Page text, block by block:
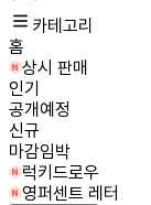
카테고리
홈
상시 판매
인기
공개예정
신규
마감임박
럭키드로우
영퍼센트 레터